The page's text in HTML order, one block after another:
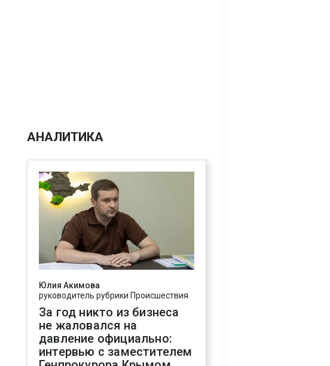
АНАЛИТИКА
Юлия Акимова
руководитель рубрики Происшествия
За год никто из бизнеса
не жаловался на
давление официально:
интервью с заместителем